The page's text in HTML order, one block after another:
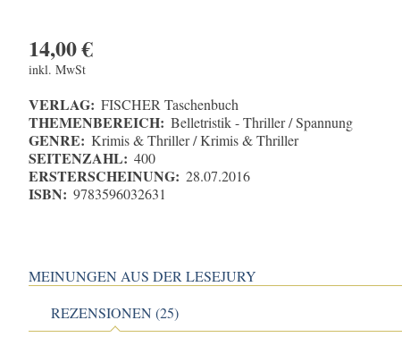
14,00€
inkl. MwSt
VERLAG: FISCHER Taschenbuch
THEMENBEREICH: Belletristik - Thriller / Spannung
GENRE: Krimis & Thriller / Krimis & Thriller
SEITENZAHL: 400
ERSTERSCHEINUNG: 28.07.2016
ISBN: 9783596032631
MEINUNGEN AUS DER LESEJURY
REZENSIONEN (25)